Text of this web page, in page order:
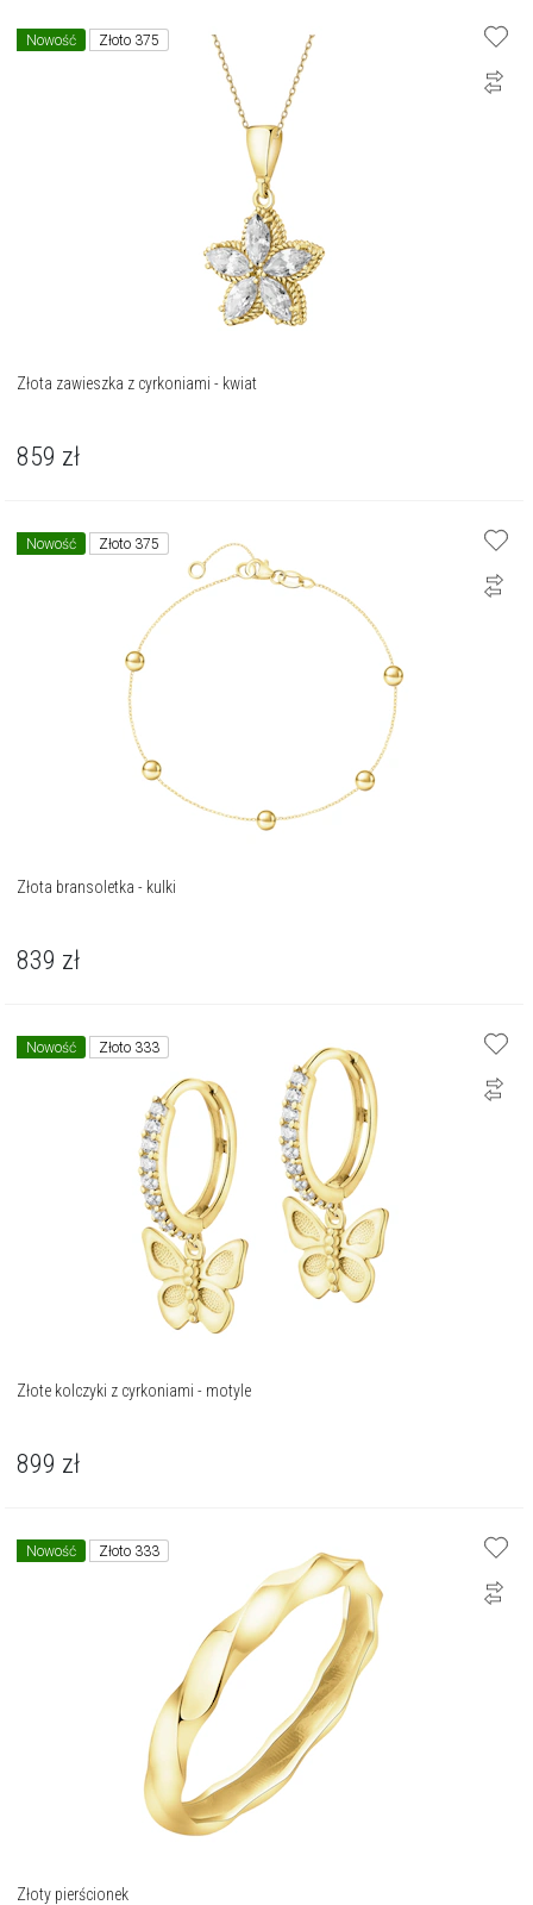
Nowość Złoto 375
Złota zawieszka z cyrkoniami - kwiat
859 zł
Nowość Złoto 375
Złota bransoletka - kulki
839 zł
Nowość Złoto 333
Złote kolczyki z cyrkoniami - motyle
899 zł
Nowość Złoto 333
Złoty pierścionek